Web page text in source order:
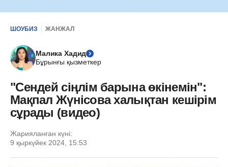
ШОУБИЗ ЖАНЖАЛ
Малика Хадид
Бұрынғы қызметкер
"Сендей сіңлім барына өкінемін":
Мақпал Жүнісова халықтан кешірім
сұрады (видео)
Жарияланған күні:
9 қыркүйек 2024, 15:53